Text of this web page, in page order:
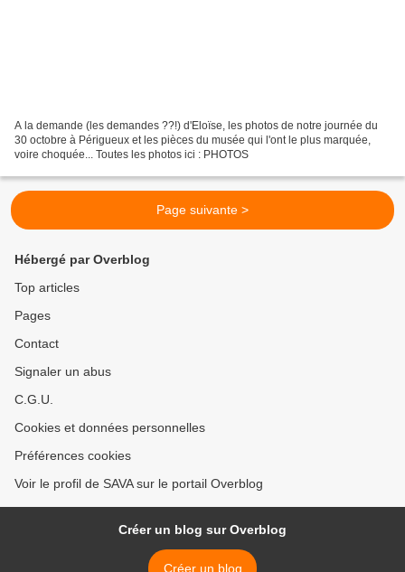
A la demande (les demandes ??!) d'Eloïse, les photos de notre journée du
30 octobre à Périgueux et les pièces du musée qui l'ont le plus marquée,
voire choquée... Toutes les photos ici : PHOTOS
Page suivante >
Hébergé par Overblog
Top articles
Pages
Contact
Signaler un abus
C.G.U.
Cookies et données personnelles
Préférences cookies
Voir le profil de SAVA sur le portail Overblog
Créer un blog sur Overblog
Créer un blog